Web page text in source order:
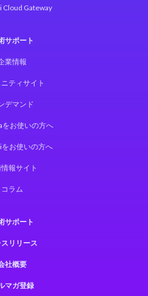
Cloud Gateway
サポート
業情報
ティサイト
デマンド
をお使いの方へ
をお使いの方へ
報サイト
コラム
サポート
リリース
社概要
マガ登録